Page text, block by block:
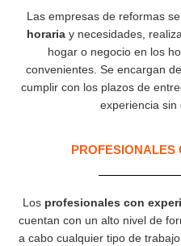
Las empresas de reformas se
horaria y necesidades,
hogar o negocio en los
convenientes. Se encargan
cumplir con los plazos de
experiencia sin
PROFESIONALES
Los profesionales con
cuentan con un alto nivel de
a cabo cualquier tipo de